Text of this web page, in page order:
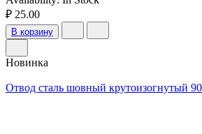
₽ 25.00
В корзину
Новинка
Отвод сталь шовный крутоизогнутый